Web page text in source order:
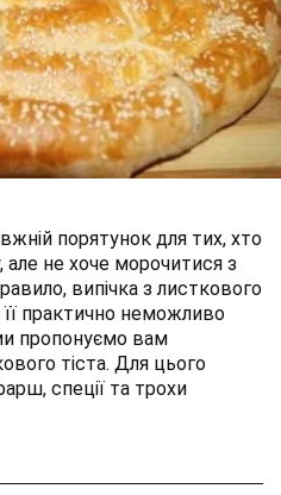
порятунок для тих, хто
не хоче морочитися з
випічка з листкового
її практично неможливо
пропонуємо вам
тіста. Для цього
спеції та трохи